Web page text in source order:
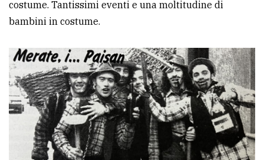
costume. Tantissimi eventi e una moltitudine di
bambini in costume.